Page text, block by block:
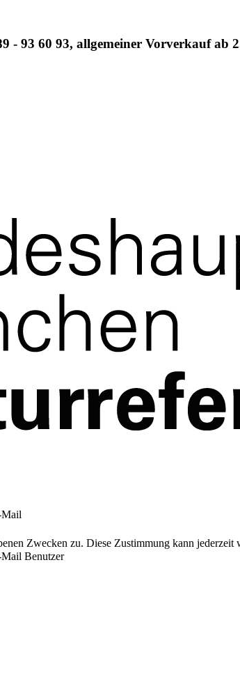
- 93 60 93, allgemeiner Vorverkauf ab
Zwecken zu. Diese Zustimmung kann jederzeit
Benutzer